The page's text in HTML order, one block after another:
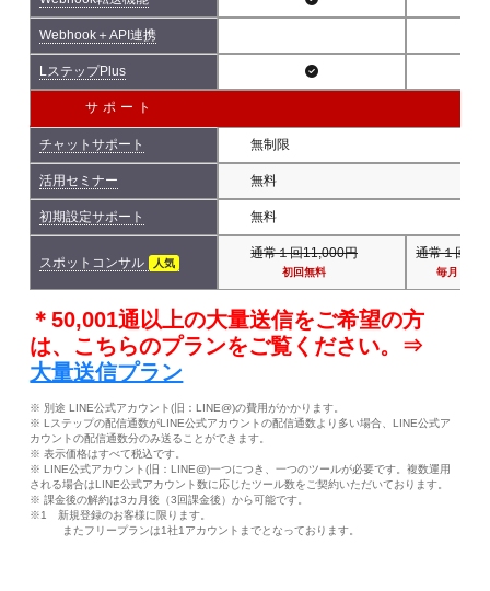
Webhook＋API連携
LステップPlus
サポート
チャットサポート 無制限
活用セミナー 無料
初期設定サポート 無料
スポットコンサル 人気
通常１回11,000円
初回無料
通常１回
毎月１回
＊50,001通以上の大量送信をご希望の方
は、こちらのプランをご覧ください。⇒
大量送信プラン
※ 別途 LINE公式アカウント(旧：LINE@)の費用がかかります。
※ Lステップの配信通数がLINE公式アカウントの配信通数より多い場合、LINE公式ア
カウントの配信通数分のみ送ることができます。
※ 表示価格はすべて税込です。
※ LINE公式アカウント(旧：LINE@)一つにつき、一つのツールが必要です。複数運用
される場合はLINE公式アカウント数に応じたツール数をご契約いただいております。
※ 課金後の解約は3カ月後（3回課金後）から可能です。
※1 新規登録のお客様に限ります。
またフリープランは1社1アカウントまでとなっております。